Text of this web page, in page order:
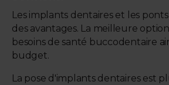
Les implants dentaires et les
des avantages. La meilleure
besoins de santé buccodentaire
budget.
La pose d'implants dentaires est